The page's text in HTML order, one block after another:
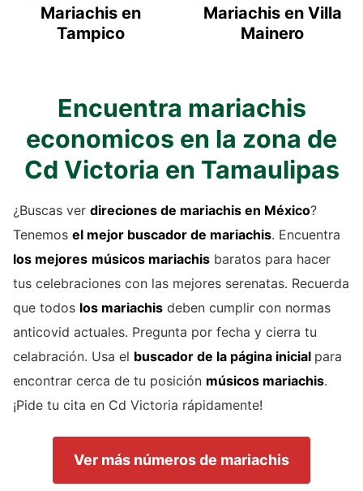
Mariachis en
Tampico
Mariachis en Villa
Mainero
Encuentra mariachis
economicos en la zona de
Cd Victoria en Tamaulipas
¿Buscas ver direciones de mariachis en México?
Tenemos el mejor buscador de mariachis. Encuentra
los mejores músicos mariachis baratos para hacer
tus celebraciones con las mejores serenatas. Recuerda
que todos los mariachis deben cumplir con normas
anticovid actuales. Pregunta por fecha y cierra tu
celabración. Usa el buscador de la página inicial para
encontrar cerca de tu posición músicos mariachis.
¡Pide tu cita en Cd Victoria rápidamente!
Ver más números de mariachis